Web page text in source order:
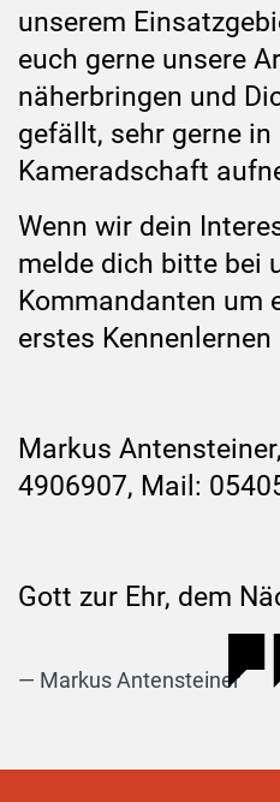
unserem
euch gerne unsere
näherbringen und
gefällt, sehr gerne in
Kameradschaft
Wenn wir dein
melde dich bitte bei
Kommandanten um
erstes
Markus
4906907, Mail:
Gott zur Ehr, dem
Markus Antensteiner